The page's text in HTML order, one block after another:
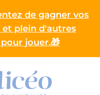
de gagner vos
plein d'autres
jouer.🎁